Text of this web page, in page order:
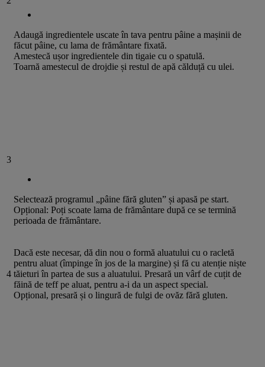
Adaugă ingredientele uscate în tava pentru pâine a mașinii de
făcut pâine, cu lama de frământare fixată.
Amestecă ușor ingredientele din tigaie cu o spatulă.
Toarnă amestecul de drojdie și restul de apă călduță cu ulei.
3
Selectează programul „pâine fără gluten” și apasă pe start.
Opțional: Poți scoate lama de frământare după ce se termină
perioada de frământare.
4
Dacă este necesar, dă din nou o formă aluatului cu o racletă
pentru aluat (împinge în jos de la margine) și fă cu atenție niște
tăieturi în partea de sus a aluatului. Presară un vârf de cuțit de
făină de teff pe aluat, pentru a-i da un aspect special.
Opțional, presară și o lingură de fulgi de ovăz fără gluten.